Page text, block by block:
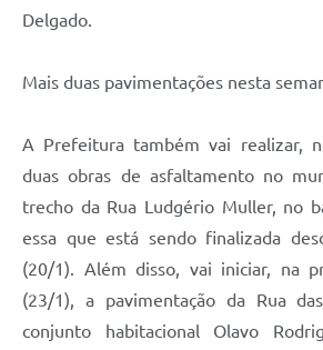
Delgado.
Mais duas pavimentações nesta
A Prefeitura também vai realizar,
duas obras de asfaltamento no
trecho da Rua Ludgério Muller, no
essa que está sendo finalizada
(20/1). Além disso, vai iniciar, na
(23/1), a pavimentação da Rua
conjunto habitacional Olavo